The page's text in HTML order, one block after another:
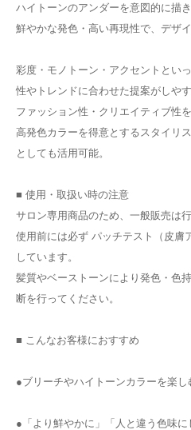
ハイトーンのアンダーを意図的に描
鮮やかな発色・高い再現性で、デザ
彩度・モノトーン・アクセントとい
性やトレンドに合わせた提案がしやす
ファッション性・クリエイティブ性
高発色カラーを得意とするスタイリ
としても活用可能。
■ 使用・取扱い時の注意
サロン専用商品のため、一般販売は
使用前には必ず パッチテスト（皮膚
しています。
髪質やベーストーンにより発色・色
断を行ってください。
■ こんなお客様におすすめ
●ブリーチやハイトーンカラーを楽し
●「より鮮やかに」「人と違う色味